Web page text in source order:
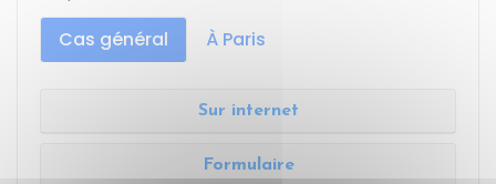
Cas général
À Paris
Sur internet
Formulaire